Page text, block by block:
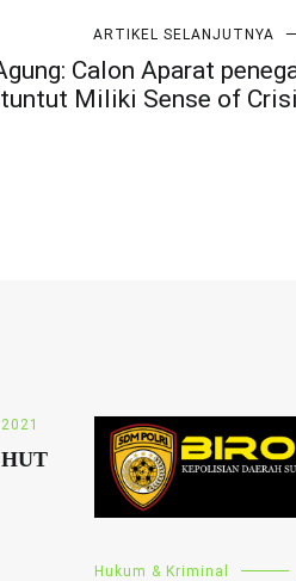
ARTIKEL SELANJUTNYA
Calon Aparat
Miliki Sense of
Hukum & Kriminal